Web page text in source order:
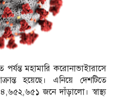
মহামারি করোনাভাইারাসে
হয়েছে। এনিয়ে দেশটিতে
জনে দাঁড়ালো। স্বাস্থ্য